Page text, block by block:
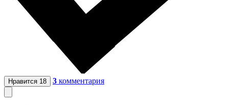
Нравится 18 3 комментария